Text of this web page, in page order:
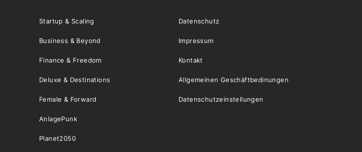
Startup & Scaling
Business & Beyond
Finance & Freedom
Deluxe & Destinations
Female & Forward
AnlagePunk
Planet2050
Datenschutz
Impressum
Kontakt
Allgemeinen Geschäftbedinungen
Datenschutzeinstellungen